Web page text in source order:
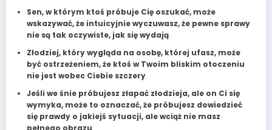
Sen, w którym ktoś próbuje Cię oszukać, może
wskazywać, że intuicyjnie wyczuwasz, że pewne sprawy
nie są tak oczywiste, jak się wydają.
Złodziej, który wygląda na osobę, której ufasz, może
być ostrzeżeniem, że ktoś w Twoim bliskim otoczeniu
nie jest wobec Ciebie szczery.
Jeśli we śnie próbujesz złapać złodzieja, ale on Ci się
wymyka, może to oznaczać, że próbujesz dowiedzieć
się prawdy o jakiejś sytuacji, ale wciąż nie masz
pełnego obrazu